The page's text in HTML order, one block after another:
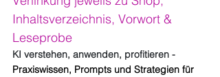
Inhaltsverzeichnis, Vorwort &
Leseprobe
KI verstehen, anwenden, profitieren -
Praxiswissen, Prompts und Strategien für